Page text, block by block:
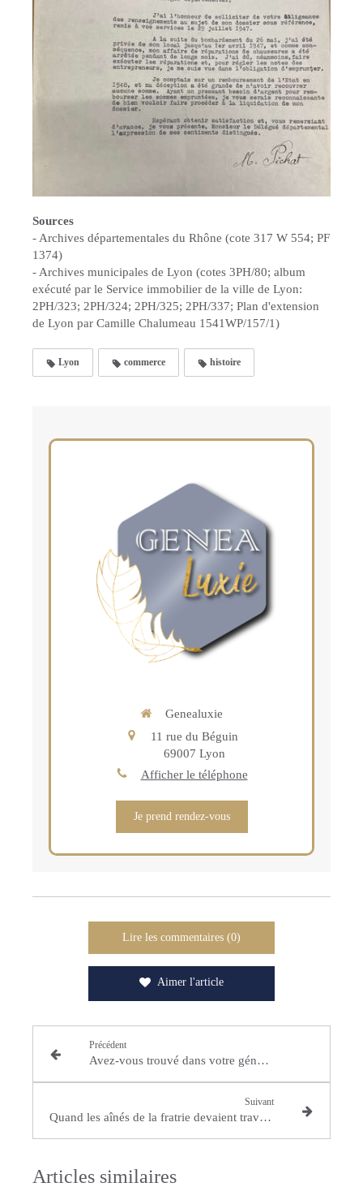
Sources
- Archives départementales du Rhône (cote 317 W 554; PF
1374)
- Archives municipales de Lyon (cotes 3PH/80; album
exécuté par le Service immobilier de la ville de Lyon:
2PH/323; 2PH/324; 2PH/325; 2PH/337; Plan d'extension
de Lyon par Camille Chalumeau 1541WP/157/1)
Lyon commerce histoire
Genealuxie
11 rue du Béguin
69007 Lyon
Afficher le téléphone
Je prend rendez-vous
Lire les commentaires (0)
Aimer l'article
Précédent
Avez-vous trouvé dans votre généalogie un prénom devenu rare ?
Suivant
Quand les aînés de la fratrie devaient travailler
Articles similaires